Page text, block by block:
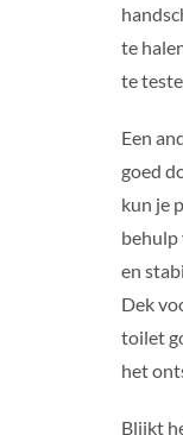
te
te
Een
goed
kun je
behulp
en
Dek
toilet
het
Blijkt